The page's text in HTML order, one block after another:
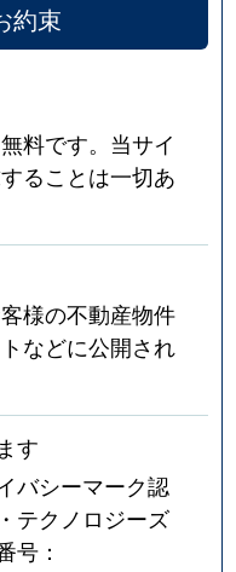
約束
料です。当サイ
ることは一切あ
様の不動産物件
などに公開され
す
バシーマーク認
テクノロジーズ
号：